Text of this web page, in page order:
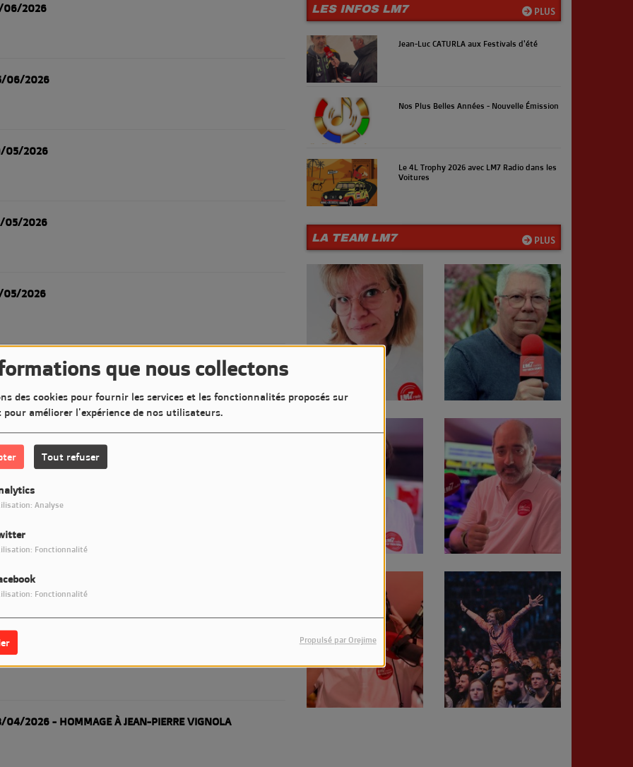
que nous collectons
des cookies pour fournir les services et les fonctionnalités proposés sur
pour améliorer l'expérience de nos utilisateurs.
Tout refuser
Analyse
Fonctionnalité
Fonctionnalité
Propulsé par Orejime
06/2026
06/2026
05/2026
05/2026
05/2026
05/2026
05/2026
04/2026
04/2026
04/2026
04/2026 - HOMMAGE À JEAN-PIERRE VIGNOLA
PLUS
LES INFOS LM7
Jean-Luc CATURLA aux Festivals d'été
Nos Plus Belles Années - Nouvelle Émission
Le 4L Trophy 2026 avec LM7 Radio dans les
Voitures
PLUS
LA TEAM LM7